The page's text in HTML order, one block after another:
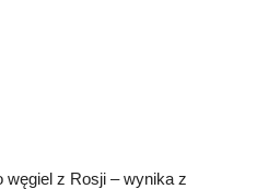
węgiel z Rosji – wynika z